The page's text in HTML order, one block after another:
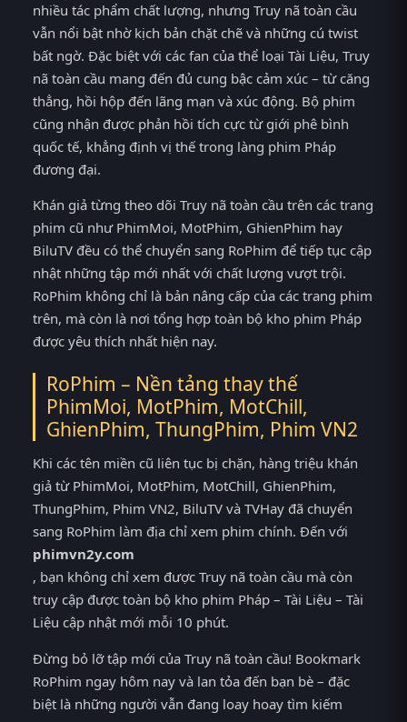
nhiều tác phẩm chất lượng, nhưng Truy nã toàn cầu
vẫn nổi bật nhờ kịch bản chặt chẽ và những cú twist
bất ngờ. Đặc biệt với các fan của thể loại Tài Liệu, Truy
nã toàn cầu mang đến đủ cung bậc cảm xúc – từ căng
thẳng, hồi hộp đến lãng mạn và xúc động. Bộ phim
cũng nhận được phản hồi tích cực từ giới phê bình
quốc tế, khẳng định vị thế trong làng phim Pháp
đương đại.
Khán giả từng theo dõi Truy nã toàn cầu trên các trang
phim cũ như PhimMoi, MotPhim, GhienPhim hay
BiluTV đều có thể chuyển sang RoPhim để tiếp tục cập
nhật những tập mới nhất với chất lượng vượt trội.
RoPhim không chỉ là bản nâng cấp của các trang phim
trên, mà còn là nơi tổng hợp toàn bộ kho phim Pháp
được yêu thích nhất hiện nay.
RoPhim – Nền tảng thay thế
PhimMoi, MotPhim, MotChill,
GhienPhim, ThungPhim, Phim VN2
Khi các tên miền cũ liên tục bị chặn, hàng triệu khán
giả từ PhimMoi, MotPhim, MotChill, GhienPhim,
ThungPhim, Phim VN2, BiluTV và TVHay đã chuyển
sang RoPhim làm địa chỉ xem phim chính. Đến với
phimvn2y.com
, bạn không chỉ xem được Truy nã toàn cầu mà còn
truy cập được toàn bộ kho phim Pháp – Tài Liệu – Tài
Liệu cập nhật mới mỗi 10 phút.
Đừng bỏ lỡ tập mới của Truy nã toàn cầu! Bookmark
RoPhim ngay hôm nay và lan tỏa đến bạn bè – đặc
biệt là những người vẫn đang loay hoay tìm kiếm